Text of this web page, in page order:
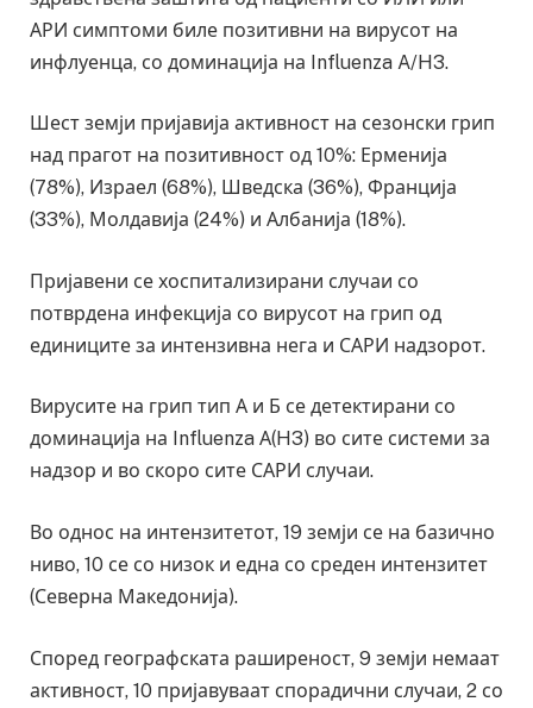
АРИ симптоми биле позитивни на вирусот на
инфлуенца, со доминација на Influenza A/H3.
Шест земји пријавија активност на сезонски грип
над прагот на позитивност од 10%: Ерменија
(78%), Израел (68%), Шведска (36%), Франција
(33%), Молдавија (24%) и Албанија (18%).
Пријавени се хоспитализирани случаи со
потврдена инфекција со вирусот на грип од
единиците за интензивна нега и САРИ надзорот.
Вирусите на грип тип А и Б се детектирани со
доминација на Influenza А(H3) во сите системи за
надзор и во скоро сите САРИ случаи.
Во однос на интензитетот, 19 земји се на базично
ниво, 10 се со низок и една со среден интензитет
(Северна Македонија).
Според географската раширеност, 9 земји немаат
активност, 10 пријавуваат спорадични случаи, 2 со